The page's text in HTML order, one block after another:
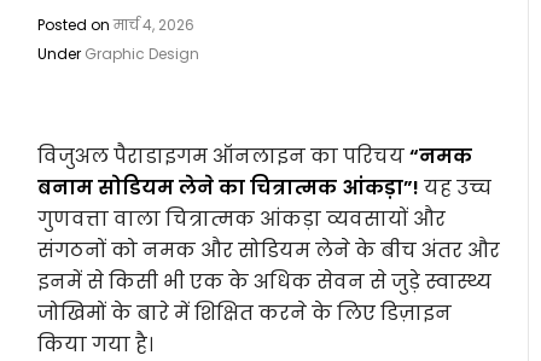
Posted onमार्च 4, 2026
Under Graphic Design
विजुअल पैराडाइगम ऑनलाइन का परिचय“नमक
बनाम सोडियम लेने का चित्रात्मक आंकड़ा”! यह उच्च
गुणवत्ता वाला चित्रात्मक आंकड़ा व्यवसायों और
संगठनों को नमक और सोडियम लेने के बीच अंतर और
इनमें से किसी भी एक के अधिक सेवन से जुड़े स्वास्थ्य
जोखिमों के बारे में शिक्षित करने के लिए डिज़ाइन
किया गया है।